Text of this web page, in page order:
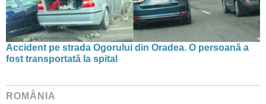
Accident pe strada Ogorului din Oradea. O persoană a
fost transportată la spital
ROMÂNIA